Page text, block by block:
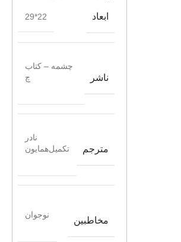
ابعاد 22*29
ناشر
چشمه – کتاب
چ
مترجم
نادر
تکمیل‌همایون
مخاطبین
نوجوان